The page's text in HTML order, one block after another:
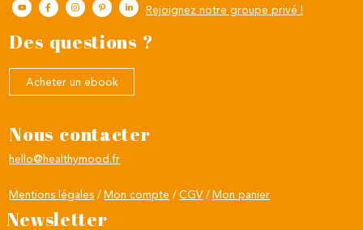
Rejoignez notre groupe privé !
Des questions ?
Acheter un ebook
Nous contacter
hello@healthymood.fr
Mentions légales Mon compte CGV Mon panier
Newsletter